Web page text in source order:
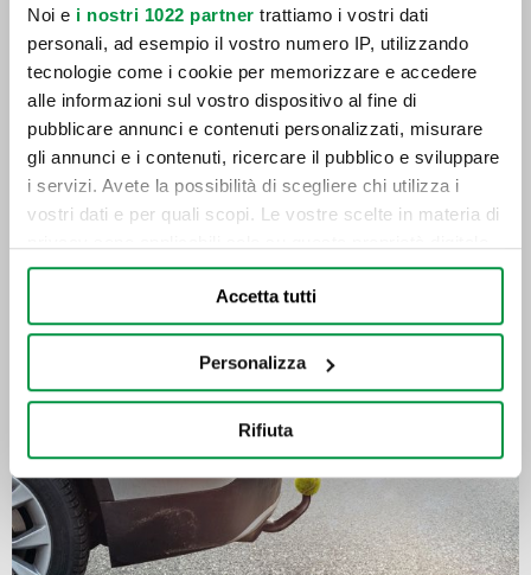
Noi e i nostri 1022 partner trattiamo i vostri dati
personali, ad esempio il vostro numero IP, utilizzando
tecnologie come i cookie per memorizzare e accedere
alle informazioni sul vostro dispositivo al fine di
pubblicare annunci e contenuti personalizzati, misurare
gli annunci e i contenuti, ricercare il pubblico e sviluppare
i servizi. Avete la possibilità di scegliere chi utilizza i
vostri dati e per quali scopi. Le vostre scelte in materia di
in cui avete effettuato le vostre scelte. È possibile
modificare o revocare il proprio consenso in qualsiasi
momento dalla Dichiarazione sui cookie o facendo clic
sull'icona di attivazione della privacy.
geografica, con un'approssimazione di qualche
metro,
Identificare il tuo dispositivo, scansionandolo
attivamente alla ricerca di caratteristiche specifiche
Accetta tutti
Personalizza
Rifiuta
Come caricare una caravan